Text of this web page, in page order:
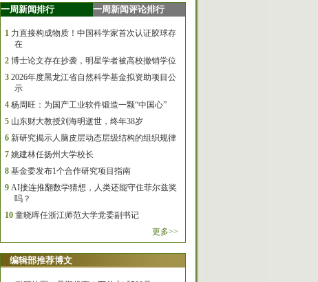
一周新闻排行 一周新闻评论排行
1 力直接构成物质！中国科学家首次认证胶球存
在
2 博士论文存在抄袭，明星学者被高校撤销学位
3 2026年度黑龙江省自然科学基金拟资助项目公
示
4 杨周旺：为国产工业软件锻造一颗“中国心”
5 山东财大教授刘海明逝世，终年38岁
6 新研究揭示人脑皮层动态层级结构的组织规律
7 姚建林任扬州大学校长
8 基金委发布1个合作研究项目指南
9 AI接连推翻数学猜想，人类还能守住菲尔兹奖
吗？
10 童晓晖任浙江师范大学党委副书记
更多>>
编辑部推荐博文